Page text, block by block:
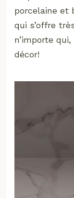
porcelaine et
qui s’offre
n’importe
décor!